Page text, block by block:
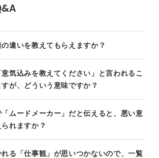
違いを教えてもらえますか？
気込みを教えてください」と言われるこ
が、どういう意味ですか？
「ムードメーカー」だと伝えると、悪い意
れますか？
る「仕事観」が思いつかないので、一覧